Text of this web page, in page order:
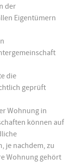
der
Eigentümern
die
geprüft
Wohnung in
können auf
je nachdem, zu
Wohnung gehört